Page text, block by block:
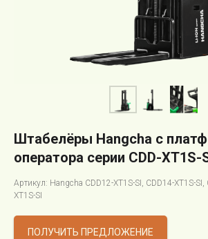
Штабелёры Hangcha с
оператора серии CDD-XT1S-
Артикул: Hangcha CDD12-XT1S-SI, CDD14-XT1S-SI,
XT1S-SI
ПОЛУЧИТЬ ПРЕДЛОЖЕНИЕ